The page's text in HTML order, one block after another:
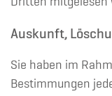
Auskunft,
Sie haben im
Bestimmungen